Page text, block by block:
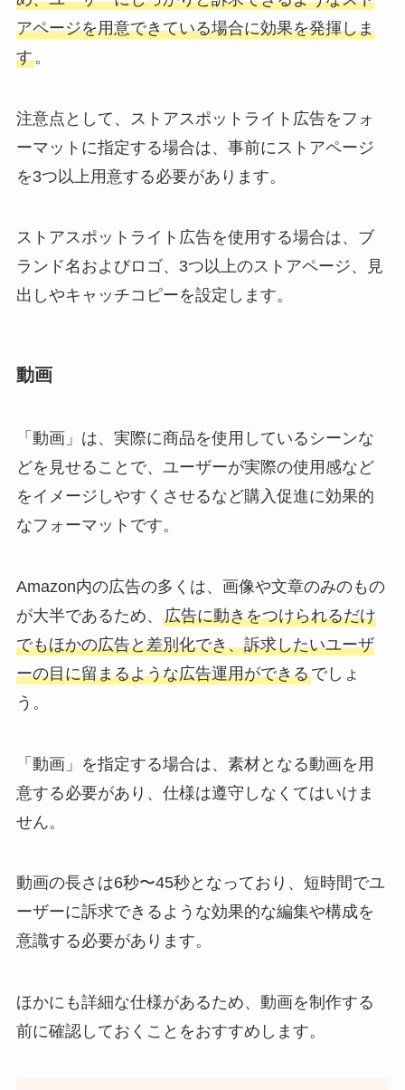
アページを用意できている場合に効果を発揮しま
す。
注意点として、ストアスポットライト広告をフォ
ーマットに指定する場合は、事前にストアページ
を3つ以上用意する必要があります。
ストアスポットライト広告を使用する場合は、ブ
ランド名およびロゴ、3つ以上のストアページ、見
出しやキャッチコピーを設定します。
動画
「動画」は、実際に商品を使用しているシーンな
どを見せることで、ユーザーが実際の使用感など
をイメージしやすくさせるなど購入促進に効果的
なフォーマットです。
Amazon内の広告の多くは、画像や文章のみのもの
が大半であるため、 広告に動きをつけられるだけ
でもほかの広告と差別化でき、訴求したいユーザ
ーの目に留まるような広告運用ができるでしょ
う。
「動画」を指定する場合は、素材となる動画を用
意する必要があり、仕様は遵守しなくてはいけま
せん。
動画の長さは6秒〜45秒となっており、短時間でユ
ーザーに訴求できるような効果的な編集や構成を
意識する必要があります。
ほかにも詳細な仕様があるため、動画を制作する
前に確認しておくことをおすすめします。